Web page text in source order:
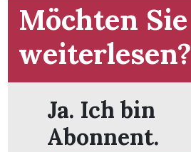
Möchten Sie
weiterlesen?
Ja. Ich bin
Abonnent.